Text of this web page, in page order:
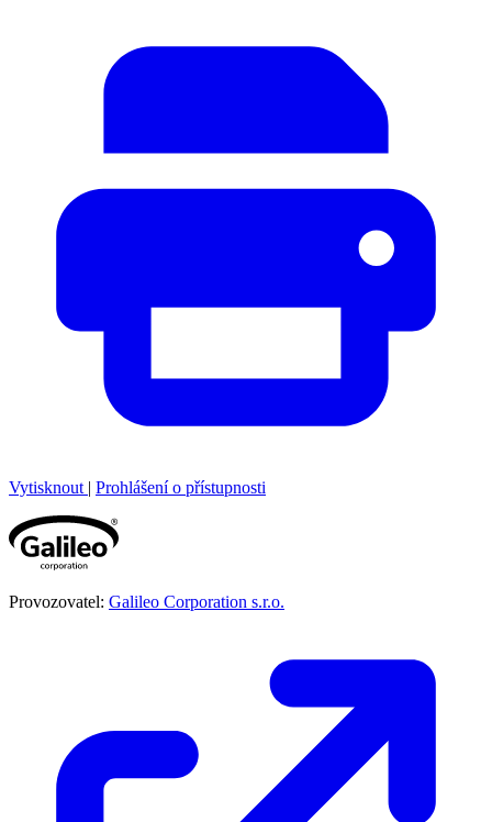
Vytisknout | Prohlášení o přístupnosti
Provozovatel: Galileo Corporation s.r.o.